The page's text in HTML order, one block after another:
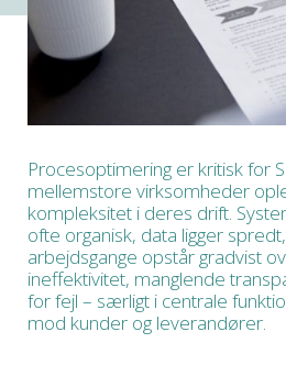
Procesoptimering er kritisk for
mellemstore virksomheder
kompleksitet i deres drift.
ofte organisk, data ligger
arbejdsgange opstår gradvist
ineffektivitet, manglende
for fejl – særligt i centrale
mod kunder og leverandører.